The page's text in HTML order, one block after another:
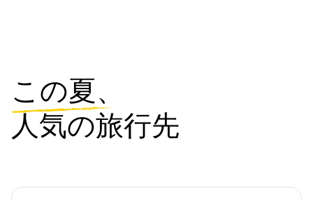
この夏、
人気の旅行先